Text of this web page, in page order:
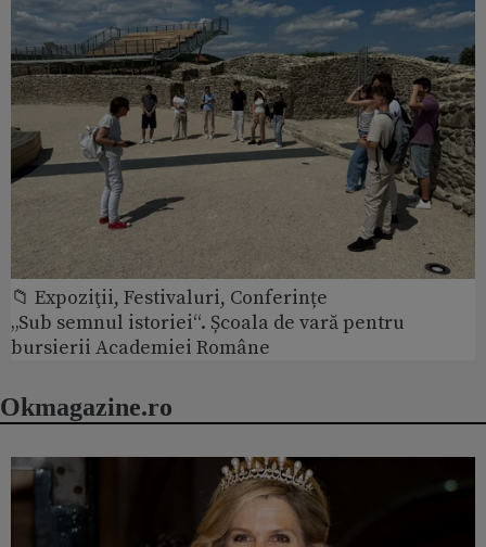
📁 Expoziţii, Festivaluri, Conferințe
„Sub semnul istoriei“. Școala de vară pentru
bursierii Academiei Române
Okmagazine.ro